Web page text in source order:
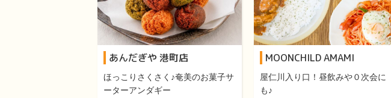
あんだぎや 港町店
ほっこりさくさく♪奄美のお菓子サ
ーターアンダギー
MOONCHILD AMAMI
屋仁川入り口！昼飲みや０次会に
も♪